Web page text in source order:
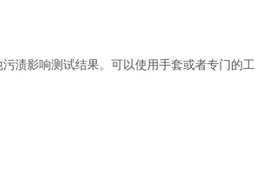
影响测试结果。可以使用手套或者专门的工